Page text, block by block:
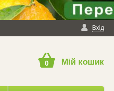
Вхід
0 Мій кошик